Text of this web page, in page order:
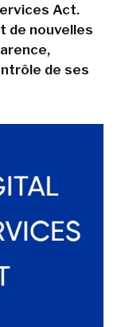
Act.
de nouvelles
de ses